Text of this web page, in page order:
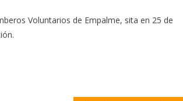
Voluntarios de Empalme, sita en 25 de